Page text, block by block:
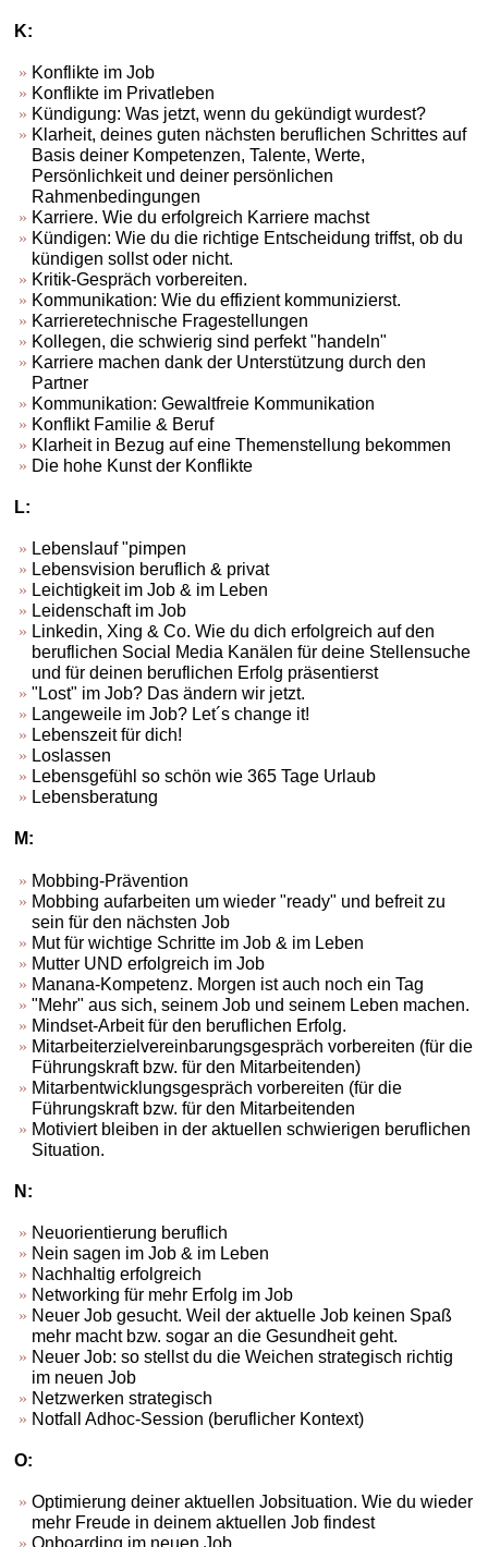
K:
Konflikte im Job
Konflikte im Privatleben
Kündigung: Was jetzt, wenn du gekündigt wurdest?
Klarheit, deines guten nächsten beruflichen Schrittes auf
Basis deiner Kompetenzen, Talente, Werte,
Persönlichkeit und deiner persönlichen
Rahmenbedingungen
Karriere. Wie du erfolgreich Karriere machst
Kündigen: Wie du die richtige Entscheidung triffst, ob du
kündigen sollst oder nicht.
Kritik-Gespräch vorbereiten.
Kommunikation: Wie du effizient kommunizierst.
Karrieretechnische Fragestellungen
Kollegen, die schwierig sind perfekt "handeln"
Karriere machen dank der Unterstützung durch den
Partner
Kommunikation: Gewaltfreie Kommunikation
Konflikt Familie & Beruf
Klarheit in Bezug auf eine Themenstellung bekommen
Die hohe Kunst der Konflikte
L:
Lebenslauf "pimpen
Lebensvision beruflich & privat
Leichtigkeit im Job & im Leben
Leidenschaft im Job
Linkedin, Xing & Co. Wie du dich erfolgreich auf den
beruflichen Social Media Kanälen für deine Stellensuche
und für deinen beruflichen Erfolg präsentierst
"Lost" im Job? Das ändern wir jetzt.
Langeweile im Job? Let´s change it!
Lebenszeit für dich!
Loslassen
Lebensgefühl so schön wie 365 Tage Urlaub
Lebensberatung
M:
Mobbing-Prävention
Mobbing aufarbeiten um wieder "ready" und befreit zu
sein für den nächsten Job
Mut für wichtige Schritte im Job & im Leben
Mutter UND erfolgreich im Job
Manana-Kompetenz. Morgen ist auch noch ein Tag
"Mehr" aus sich, seinem Job und seinem Leben machen.
Mindset-Arbeit für den beruflichen Erfolg.
Mitarbeiterzielvereinbarungsgespräch vorbereiten (für die
Führungskraft bzw. für den Mitarbeitenden)
Mitarbentwicklungsgespräch vorbereiten (für die
Führungskraft bzw. für den Mitarbeitenden
Motiviert bleiben in der aktuellen schwierigen beruflichen
Situation.
N:
Neuorientierung beruflich
Nein sagen im Job & im Leben
Nachhaltig erfolgreich
Networking für mehr Erfolg im Job
Neuer Job gesucht. Weil der aktuelle Job keinen Spaß
mehr macht bzw. sogar an die Gesundheit geht.
Neuer Job: so stellst du die Weichen strategisch richtig
im neuen Job
Netzwerken strategisch
Notfall Adhoc-Session (beruflicher Kontext)
O:
Optimierung deiner aktuellen Jobsituation. Wie du wieder
mehr Freude in deinem aktuellen Job findest